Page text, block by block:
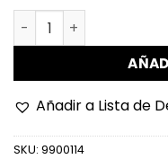
Hojas de 4
Añadir a Lista de
SKU: 9900114